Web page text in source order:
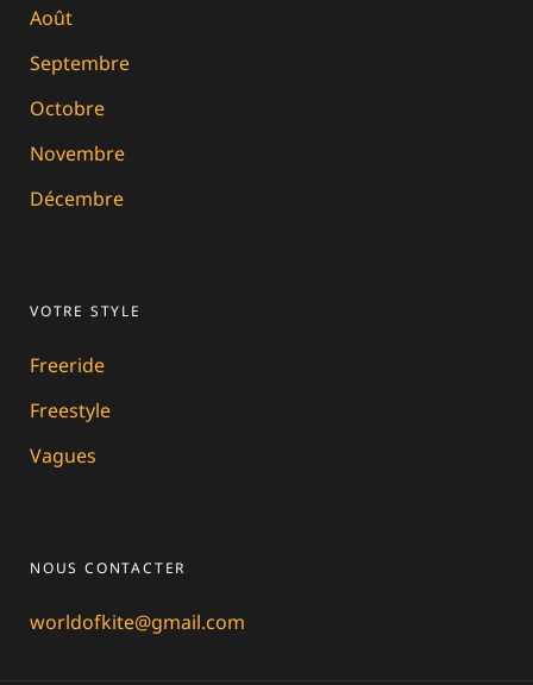
Août
Septembre
Octobre
Novembre
Décembre
VOTRE STYLE
Freeride
Freestyle
Vagues
NOUS CONTACTER
worldofkite@gmail.com